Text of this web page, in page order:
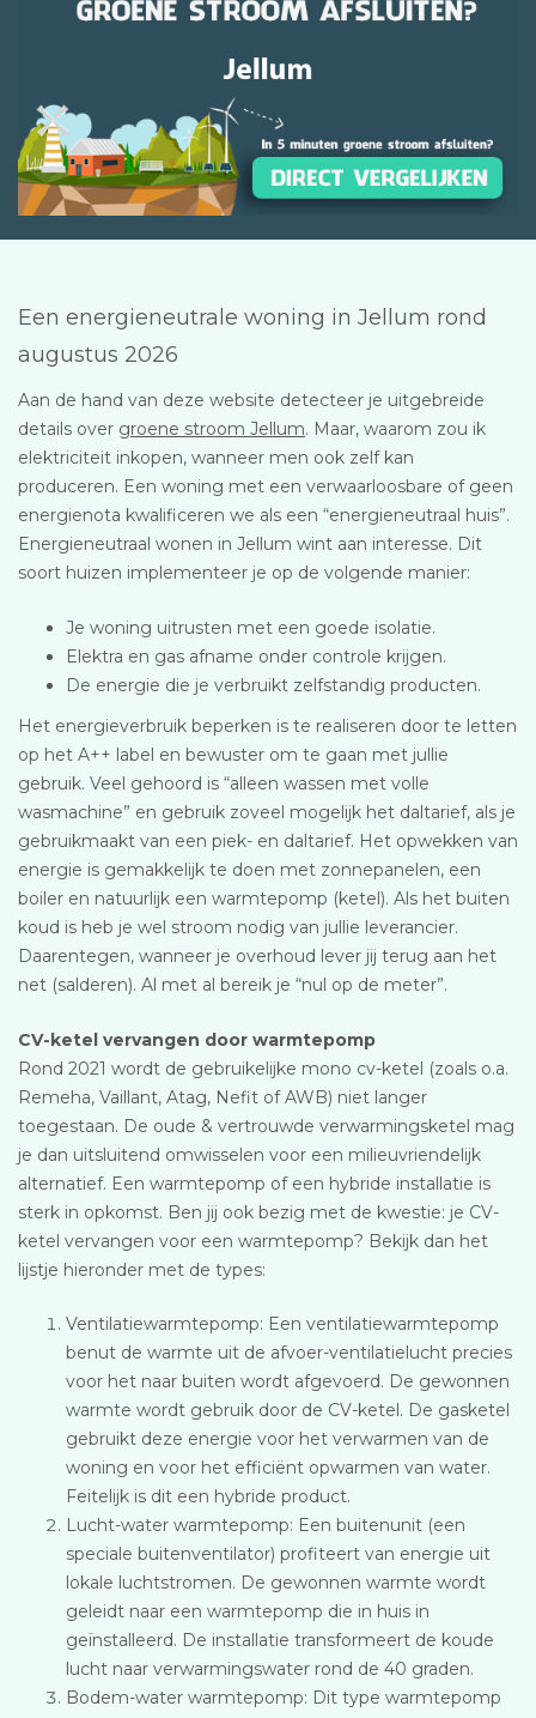
Een energieneutrale woning in Jellum rond
augustus 2026
Aan de hand van deze website detecteer je uitgebreide
details over groene stroom Jellum. Maar, waarom zou ik
elektriciteit inkopen, wanneer men ook zelf kan
produceren. Een woning met een verwaarloosbare of geen
energienota kwalificeren we als een “energieneutraal huis”.
Energieneutraal wonen in Jellum wint aan interesse. Dit
soort huizen implementeer je op de volgende manier:
Je woning uitrusten met een goede isolatie.
Elektra en gas afname onder controle krijgen.
De energie die je verbruikt zelfstandig producten.
Het energieverbruik beperken is te realiseren door te letten
op het A++ label en bewuster om te gaan met jullie
gebruik. Veel gehoord is “alleen wassen met volle
wasmachine” en gebruik zoveel mogelijk het daltarief, als je
gebruikmaakt van een piek- en daltarief. Het opwekken van
energie is gemakkelijk te doen met zonnepanelen, een
boiler en natuurlijk een warmtepomp (ketel). Als het buiten
koud is heb je wel stroom nodig van jullie leverancier.
Daarentegen, wanneer je overhoud lever jij terug aan het
net (salderen). Al met al bereik je “nul op de meter”.
CV-ketel vervangen door warmtepomp
Rond 2021 wordt de gebruikelijke mono cv-ketel (zoals o.a.
Remeha, Vaillant, Atag, Nefit of AWB) niet langer
toegestaan. De oude & vertrouwde verwarmingsketel mag
je dan uitsluitend omwisselen voor een milieuvriendelijk
alternatief. Een warmtepomp of een hybride installatie is
sterk in opkomst. Ben jij ook bezig met de kwestie: je CV-
ketel vervangen voor een warmtepomp? Bekijk dan het
lijstje hieronder met de types:
Ventilatiewarmtepomp: Een ventilatiewarmtepomp
benut de warmte uit de afvoer-ventilatielucht precies
voor het naar buiten wordt afgevoerd. De gewonnen
warmte wordt gebruik door de CV-ketel. De gasketel
gebruikt deze energie voor het verwarmen van de
woning en voor het efficiënt opwarmen van water.
Feitelijk is dit een hybride product.
Lucht-water warmtepomp: Een buitenunit (een
speciale buitenventilator) profiteert van energie uit
lokale luchtstromen. De gewonnen warmte wordt
geleidt naar een warmtepomp die in huis in
geïnstalleerd. De installatie transformeert de koude
lucht naar verwarmingswater rond de 40 graden.
Bodem-water warmtepomp: Dit type warmtepomp